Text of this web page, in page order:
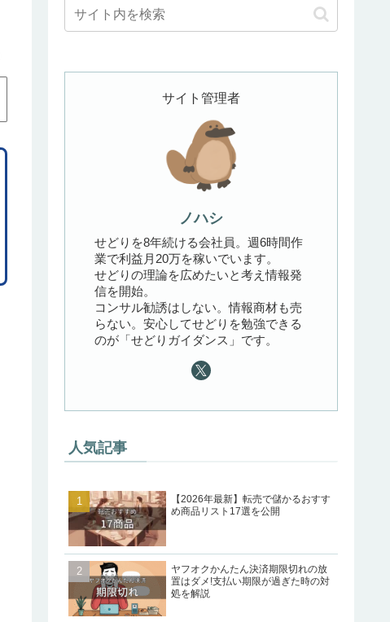
サイト管理者
ノハシ
せどりを8年続ける会社員。週6時間作
業で利益月20万を稼いでいます。
せどりの理論を広めたいと考え情報発
信を開始。
コンサル勧誘はしない。情報商材も売
らない。安心してせどりを勉強できる
のが「せどりガイダンス」です。
人気記事
【2026年最新】転売で儲かるおすす
め商品リスト17選を公開
ヤフオクかんたん決済期限切れの放
置はダメ!支払い期限が過ぎた時の対
処を解説